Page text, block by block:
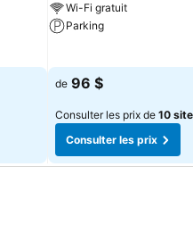
Wi-Fi gratuit
Parking
de 96 $
Consulter les prix de 10
Consulter les prix